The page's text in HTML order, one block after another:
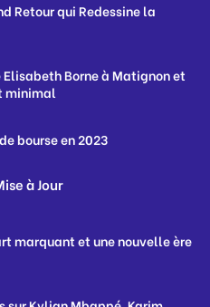
Retour qui Redessine la
Borne à Matignon et
minimal
bourse en 2023
à Jour
marquant et une nouvelle ère